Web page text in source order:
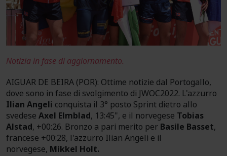
Notizia in fase di aggiornamento.
AIGUAR DE BEIRA (POR): Ottime notizie dal Portogallo,
dove sono in fase di svolgimento di JWOC2022. L'azzurro
Ilian Angeli conquista il 3° posto Sprint dietro allo
svedese Axel Elmblad, 13:45", e il norvegese Tobias
Alstad, +00:26. Bronzo a pari merito per Basile Basset,
francese +00:28, l'azzurro Ilian Angeli e il
norvegese, Mikkel Holt.